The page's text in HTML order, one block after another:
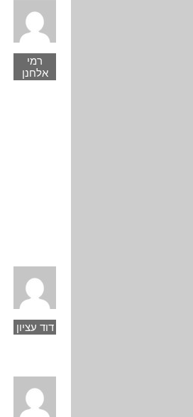
רמי
אלחנן
דוד עציון